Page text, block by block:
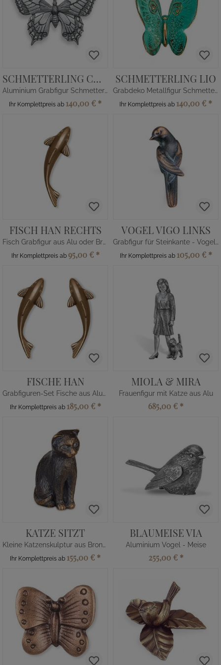
SCHMETTERLING CHIARA
Aluminium Grabfigur Schmetterling
Ihr Komplettpreis ab 140,00 € *
SCHMETTERLING LIO
Grabdeko Metallfigur Schmetterling
Ihr Komplettpreis ab 140,00 € *
FISCH HAN RECHTS
Fisch Grabfigur aus Alu oder Bronze
Ihr Komplettpreis ab 95,00 € *
VOGEL VIGO LINKS
Grabfigur für Steinkante - Vogelfigur
Ihr Komplettpreis ab 105,00 € *
FISCHE HAN
Grabfiguren-Set Fische aus Alu/Bronze
Ihr Komplettpreis ab 185,00 € *
MIOLA & MIRA
Frauenfigur mit Katze aus Alu
685,00 € *
KATZE SITZT
Kleine Katzenskulptur aus Bronze/Alu
Ihr Komplettpreis ab 155,00 € *
BLAUMEISE VIA
Aluminium Vogel - Meise
255,00 € *